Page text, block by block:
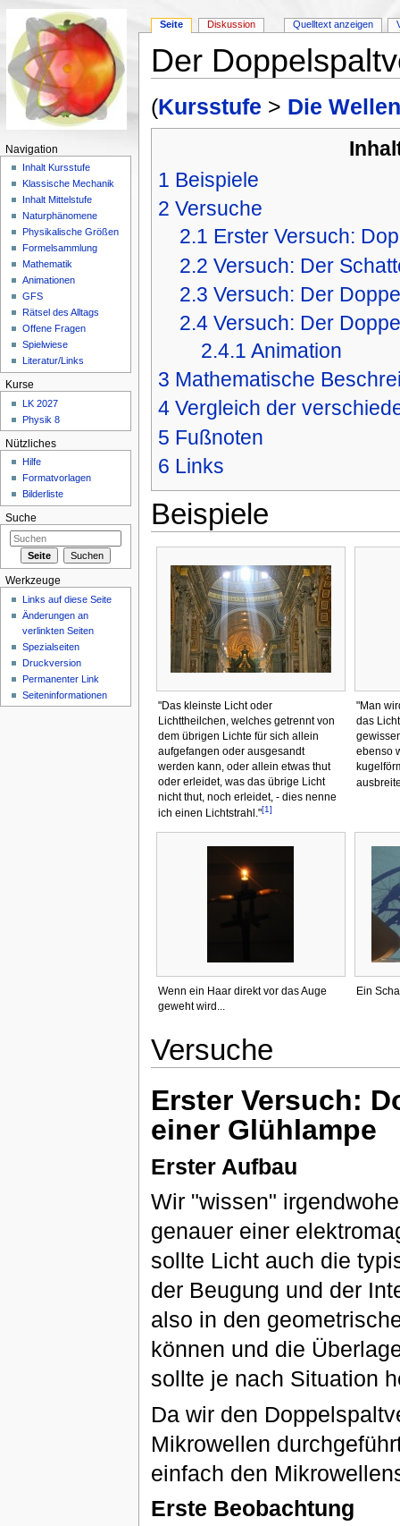
Der
(Kursstufe > Die
1 Beispiele
2 Versuche
2.1 Erster Versuch:
2.2 Versuch: Der
2.3 Versuch: Der
2.4 Versuch: Der
2.4.1 Animation
3 Mathematische
4 Vergleich der
5 Fußnoten
6 Links
Beispiele
"Das kleinste Licht oder
Lichttheilchen, welches getrennt von
dem übrigen Lichte für sich allein
aufgefangen oder ausgesandt
werden kann, oder allein etwas thut
oder erleidet, was das übrige Licht
nicht thut, noch erleidet, - dies nenne
ich einen Lichtstrahl."[1]
"Man
das
ebenso
Wenn ein Haar direkt vor das Auge
geweht wird...
Ein
Versuche
Erster Versuch:
einer Glühlampe
Erster Aufbau
Wir "wissen"
genauer einer
sollte Licht auch die
der Beugung und der
also in den
können und die
sollte je nach Situation
Da wir den
Mikrowellen
einfach den
Erste Beobachtung
Seite Diskussion Quelltext anzeigen
Navigation
Inhalt Kursstufe
Klassische Mechanik
Inhalt Mittelstufe
Naturphänomene
Physikalische Größen
Formelsammlung
Mathematik
Animationen
GFS
Rätsel des Alltags
Offene Fragen
Spielwiese
Literatur/Links
Kurse
LK 2027
Physik 8
Nützliches
Hilfe
Formatvorlagen
Bilderliste
Suche
Werkzeuge
Links auf diese Seite
Änderungen an
verlinkten Seiten
Spezialseiten
Druckversion
Permanenter Link
Seiteninformationen